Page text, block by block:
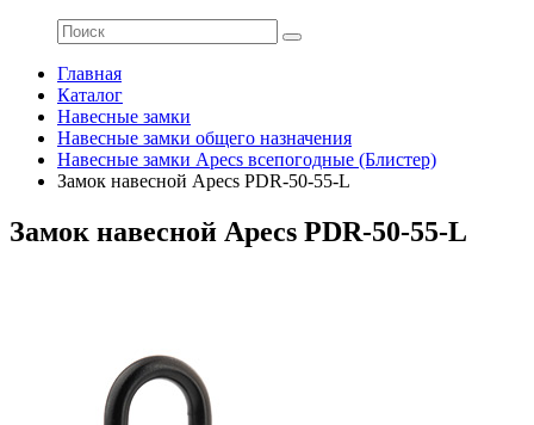
Главная
Каталог
Навесные замки
Навесные замки общего назначения
Навесные замки Apecs всепогодные (Блистер)
Замок навесной Apecs PDR-50-55-L
Замок навесной Apecs PDR-50-55-L